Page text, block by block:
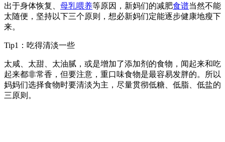
出于身体恢复、 母乳喂养等原因，新妈们的减肥食谱当然不能
太随便，坚持以下三个原则，想必新妈们定能逐步健康地瘦下
来。
Tip1：吃得清淡一些
太咸、太甜、太油腻，或是增加了添加剂的食物，闻起来和吃
起来都非常香，但要注意，重口味食物是最容易发胖的。所以
妈妈们选择食物时要清淡为主，尽量贯彻低糖、低脂、低盐的
三原则。